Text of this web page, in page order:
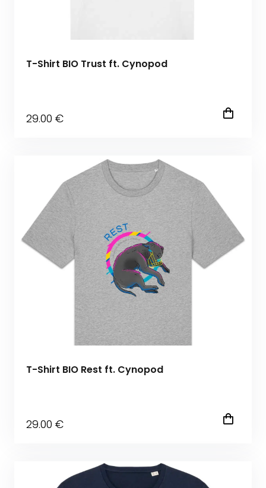
T-Shirt BIO Trust ft. Cynopod
29.00 €
T-Shirt BIO Rest ft. Cynopod
29.00 €